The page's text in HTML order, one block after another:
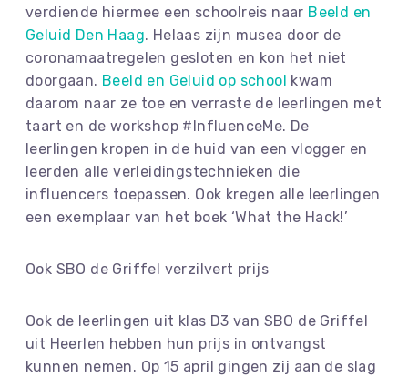
verdiende hiermee een schoolreis naar Beeld en
Geluid Den Haag. Helaas zijn musea door de
coronamaatregelen gesloten en kon het niet
doorgaan. Beeld en Geluid op school kwam
daarom naar ze toe en verraste de leerlingen met
taart en de workshop #InfluenceMe. De
leerlingen kropen in de huid van een vlogger en
leerden alle verleidingstechnieken die
influencers toepassen. Ook kregen alle leerlingen
een exemplaar van het boek ‘What the Hack!’
Ook SBO de Griffel verzilvert prijs
Ook de leerlingen uit klas D3 van SBO de Griffel
uit Heerlen hebben hun prijs in ontvangst
kunnen nemen. Op 15 april gingen zij aan de slag